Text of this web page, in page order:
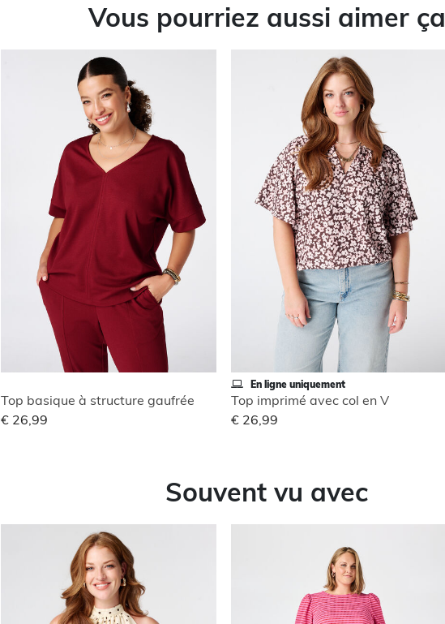
Vous pourriez aussi aimer ça
Top basique à structure gaufrée
€ 26,99
En ligne uniquement
Top imprimé avec col en V
€ 26,99
Souvent vu avec